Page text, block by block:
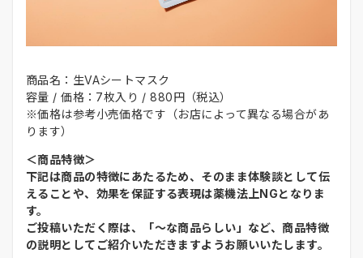
商品名：生VAシートマスク
容量 / 価格：7枚入り / 880円（税込）
※価格は参考小売価格です（お店によって異なる場合があ
ります）
＜商品特徴＞
下記は商品の特徴にあたるため、そのまま体験談として伝
えることや、効果を保証する表現は薬機法上NGとなりま
す。
ご投稿いただく際は、「～な商品らしい」など、商品特徴
の説明としてご紹介いただきますようお願いいたします。